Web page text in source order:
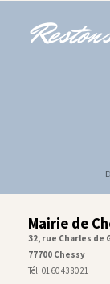
Mairie de
32, rue Charles de
77700 Chessy
Tél. 01 60 43 80 21